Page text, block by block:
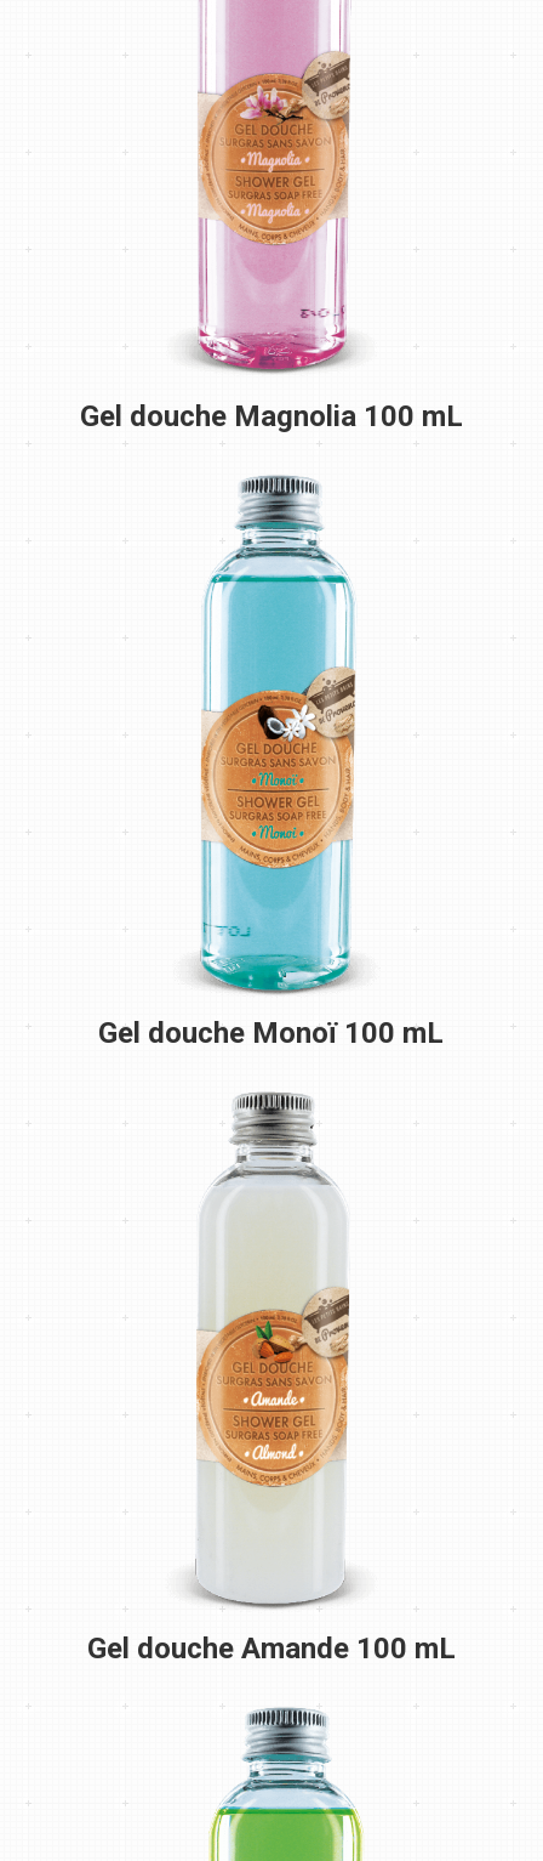
Gel douche Magnolia 100 mL
Gel douche Monoï 100 mL
Gel douche Amande 100 mL